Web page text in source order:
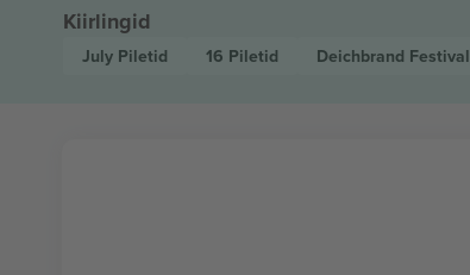
Kiirlingid
July Piletid 16 Piletid Deichbrand Festival